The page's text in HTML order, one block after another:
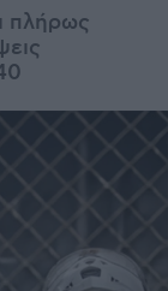
πλήρως